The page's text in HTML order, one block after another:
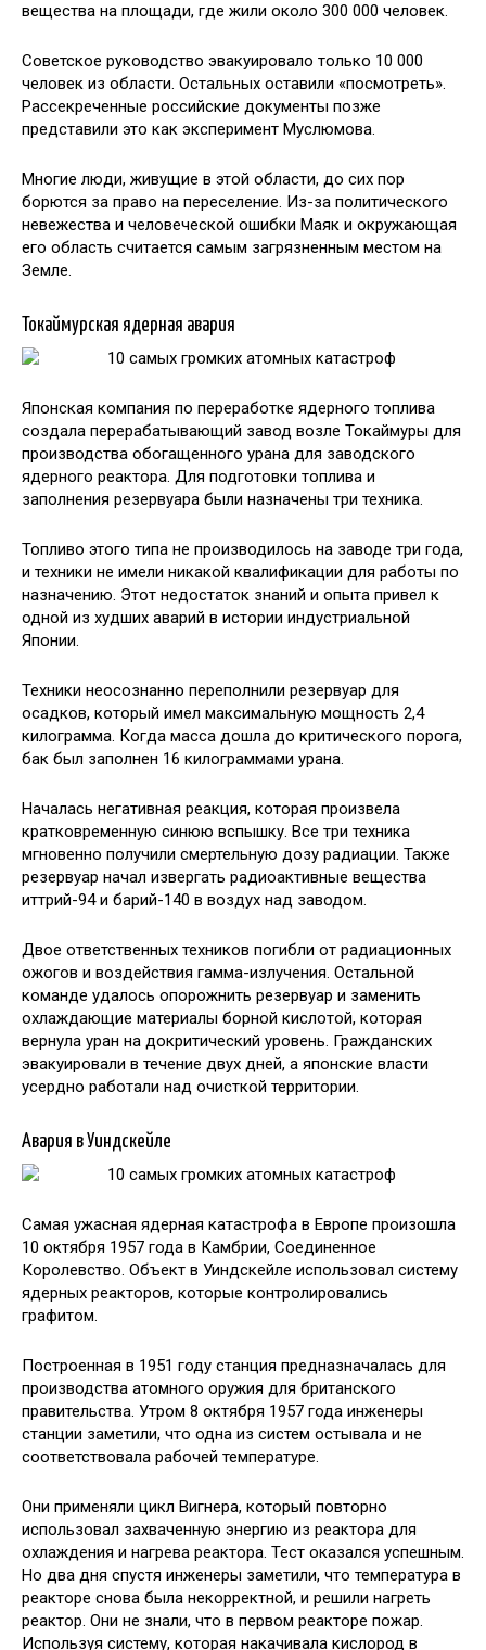
вещества на площади, где жили около 300 000 человек.
Советское руководство эвакуировало только 10 000
человек из области. Остальных оставили «посмотреть».
Рассекреченные российские документы позже
представили это как эксперимент Муслюмова.
Многие люди, живущие в этой области, до сих пор
борются за право на переселение. Из-за политического
невежества и человеческой ошибки Маяк и окружающая
его область считается самым загрязненным местом на
Земле.
Токаймурская ядерная авария
Японская компания по переработке ядерного топлива
создала перерабатывающий завод возле Токаймуры для
производства обогащенного урана для заводского
ядерного реактора. Для подготовки топлива и
заполнения резервуара были назначены три техника.
Топливо этого типа не производилось на заводе три года,
и техники не имели никакой квалификации для работы по
назначению. Этот недостаток знаний и опыта привел к
одной из худших аварий в истории индустриальной
Японии.
Техники неосознанно переполнили резервуар для
осадков, который имел максимальную мощность 2,4
килограмма. Когда масса дошла до критического порога,
бак был заполнен 16 килограммами урана.
Началась негативная реакция, которая произвела
кратковременную синюю вспышку. Все три техника
мгновенно получили смертельную дозу радиации. Также
резервуар начал извергать радиоактивные вещества
иттрий-94 и барий-140 в воздух над заводом.
Двое ответственных техников погибли от радиационных
ожогов и воздействия гамма-излучения. Остальной
команде удалось опорожнить резервуар и заменить
охлаждающие материалы борной кислотой, которая
вернула уран на докритический уровень. Гражданских
эвакуировали в течение двух дней, а японские власти
усердно работали над очисткой территории.
Авария в Уиндскейле
Самая ужасная ядерная катастрофа в Европе произошла
10 октября 1957 года в Камбрии, Соединенное
Королевство. Объект в Уиндскейле использовал систему
ядерных реакторов, которые контролировались
графитом.
Построенная в 1951 году станция предназначалась для
производства атомного оружия для британского
правительства. Утром 8 октября 1957 года инженеры
станции заметили, что одна из систем остывала и не
соответствовала рабочей температуре.
Они применяли цикл Вигнера, который повторно
использовал захваченную энергию из реактора для
охлаждения и нагрева реактора. Тест оказался успешным.
Но два дня спустя инженеры заметили, что температура в
реакторе снова была некорректной, и решили нагреть
реактор. Они не знали, что в первом реакторе пожар.
Используя систему, которая накачивала кислород в